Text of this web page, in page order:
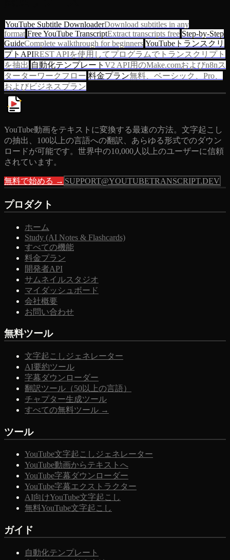
YouTube Subtitle DownloaderDownload subtitles in any
format Free YouTube TranscriptExtract transcripts free Step-by-Step
GuideComplete walkthrough for beginners YouTubeトランスクリ
プトAPIREST APIを使用してプログラムでトランスクリプト
を抽出 自動化テンプレート V2 API用のMake.comおよびn8nス
ターターワークフロー 料金プラン無料、ベーシック、Pro、
およびビジネスプラン
YouTube動画をテキストに変換する最速の方法。文字起こし
の抽出、100以上の言語への翻訳、あらゆる形式でのダウン
ロードが可能です。世界中の10,000人以上のユーザーに信頼
されています。
無料で始める → SUPPORT@YOUTUBETRANSCRIPT.DEV
プロダクト
ホーム
Study (AI Notes & Flashcards)
すべての機能
料金プラン
開発者API
サムネイルスタジオ
マイダッシュボード
会社概要
お問い合わせ
無料ツール
文字起こしジェネレーター
AI要約ツール
字幕ダウンローダー
翻訳ツール（50以上の言語）
チャプター生成ツール
すべての無料ツール →
ツール
YouTube文字起こしジェネレーター
YouTube動画からテキストへ
YouTube字幕ダウンローダー
YouTube字幕エクストラクター
AI向けYouTube文字起こし
無料YouTube文字起こし
ガイド
自動化テンプレート